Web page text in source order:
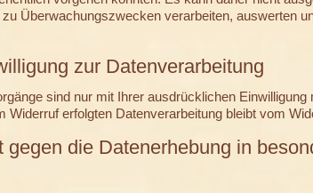
Überwachungszwecken verarbeiten, auswerten
zur Datenverarbeitung
sind nur mit Ihrer ausdrücklichen
Widerruf erfolgten Datenverarbeitung bleibt vom
gegen die Datenerhebung in